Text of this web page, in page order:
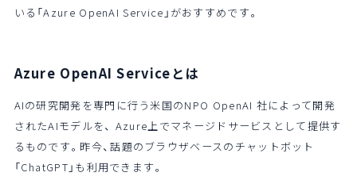
いる「Azure OpenAI Service」がおすすめです。
Azure OpenAI Serviceとは
AIの研究開発を専門に行う米国のNPO OpenAI 社によって開発
されたAIモデルを、 Azure上でマネージドサービスとして提供す
るものです。昨今、話題のブラウザベースのチャットボット
「ChatGPT」も利用できます。